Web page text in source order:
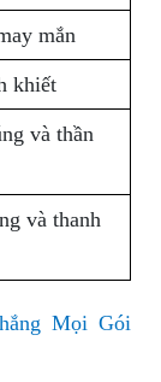
mắn
khiết
và thần
và thanh